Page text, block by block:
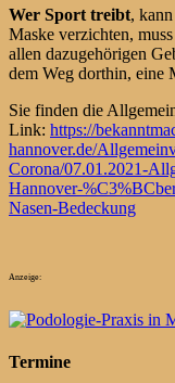
Wer Sport treibt,
Maske verzichten,
allen dazugehörigen
dem Weg dorthin, eine
Sie finden die
Link: https://
hannover.de/
Corona/07.01.2021-
Hannover-
Nasen-Bedeckung
Anzeige:
Termine